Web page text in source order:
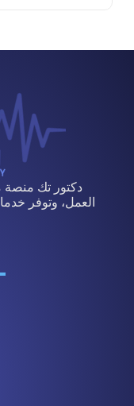
دكتور تك
العمل، وتوفر